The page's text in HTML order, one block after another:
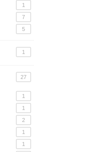
1
7
5
1
27
1
1
2
1
1